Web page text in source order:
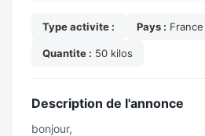
Type activite : Pays :
Quantite : 50 kilos
Description de l'annonce
bonjour,